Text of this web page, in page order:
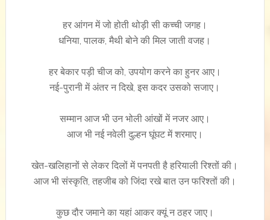
हर आंगन में जो होती थोड़ी सी कच्ची जगह।
धनिया, पालक, मैथी बोने की मिल जाती वजह।
हर बेकार पड़ी चीज को, उपयोग करने का हुनर आए।
नई-पुरानी में अंतर न दिखे, इस कदर उसको सजाए।
सम्मान आज भी उन भोली आंखों में नजर आए।
आज भी नई नवेली दुल्हन घूंघट में शरमाए।
खेत-खलिहानों से लेकर दिलों में पनपती है हरियाली रिश्तों की।
आज भी संस्कृति, तहजीब को जिंदा रखे बात उन फरिश्तों की।
कुछ दौर जमाने का यहां आकर क्यूं न ठहर जाए।